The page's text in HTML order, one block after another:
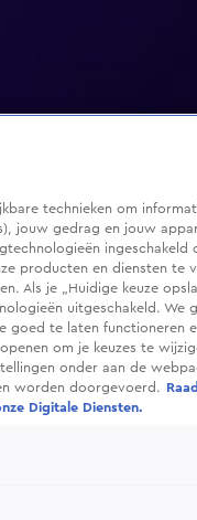
technieken om
jouw gedrag en jouw
ingeschakeld
producten en diensten te
Als je „Huidige keuze
uitgeschakeld. We
goed te laten functioneren
om je keuzes te
onder aan de
worden doorgevoerd.
Digitale Diensten.